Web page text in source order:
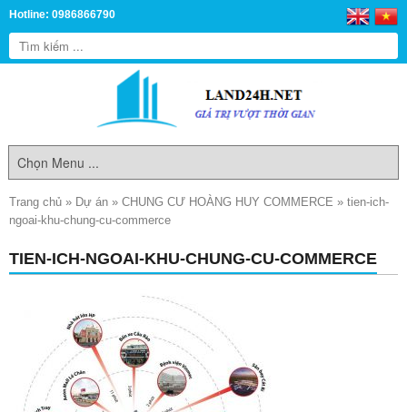
Hotline: 0986866790
Trang chủ » Dự án » CHUNG CƯ HOÀNG HUY COMMERCE » tien-ich-
ngoai-khu-chung-cu-commerce
TIEN-ICH-NGOAI-KHU-CHUNG-CU-COMMERCE